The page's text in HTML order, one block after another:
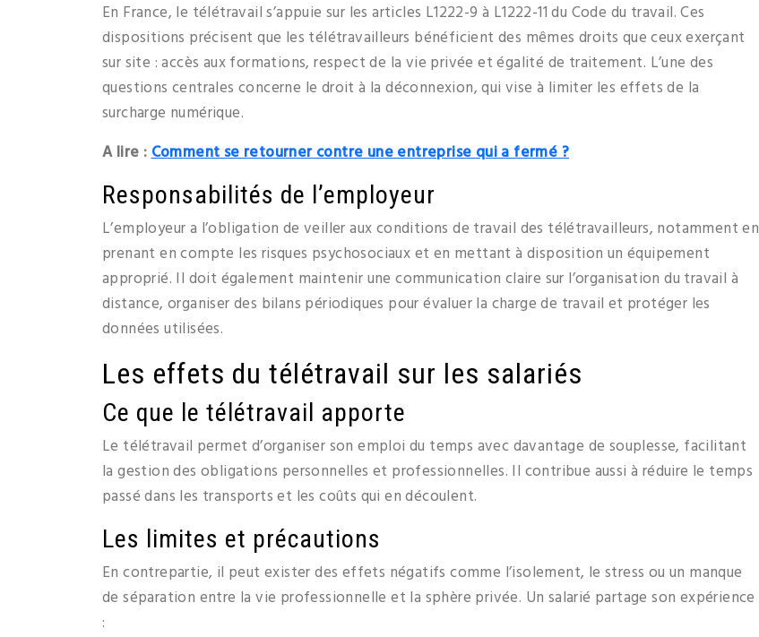
En France, le télétravail s’appuie sur les articles L1222-9 à L1222-11 du Code du travail. Ces
dispositions précisent que les télétravailleurs bénéficient des mêmes droits que ceux exerçant
sur site : accès aux formations, respect de la vie privée et égalité de traitement. L’une des
questions centrales concerne le droit à la déconnexion, qui vise à limiter les effets de la
surcharge numérique.
A lire :Comment se retourner contre une entreprise qui a fermé ?
Responsabilités de l’employeur
L’employeur a l’obligation de veiller aux conditions de travail des télétravailleurs, notamment en
prenant en compte les risques psychosociaux et en mettant à disposition un équipement
approprié. Il doit également maintenir une communication claire sur l’organisation du travail à
distance, organiser des bilans périodiques pour évaluer la charge de travail et protéger les
données utilisées.
Les effets du télétravail sur les salariés
Ce que le télétravail apporte
Le télétravail permet d’organiser son emploi du temps avec davantage de souplesse, facilitant
la gestion des obligations personnelles et professionnelles. Il contribue aussi à réduire le temps
passé dans les transports et les coûts qui en découlent.
Les limites et précautions
En contrepartie, il peut exister des effets négatifs comme l’isolement, le stress ou un manque
de séparation entre la vie professionnelle et la sphère privée. Un salarié partage son expérience
: